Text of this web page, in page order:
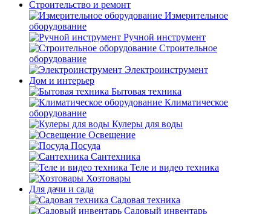
Строительство и ремонт
Измерительное
оборудование
Ручной инструмент
Строительное
оборудование
Электроинструмент
Дом и интерьер
Бытовая техника
Климатическое
оборудование
Кулеры для воды
Освещение
Посуда
Сантехника
Теле и видео техника
Хозтовары
Для дачи и сада
Садовая техника
Садовый инвентарь